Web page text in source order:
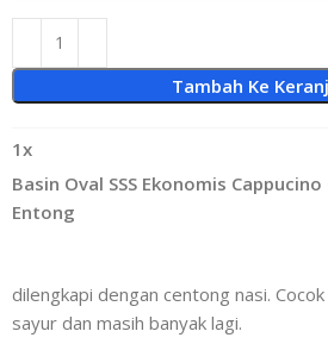
Tambah Ke
1x
Basin Oval SSS Ekonomis Cappucino
Entong
dilengkapi dengan centong nasi.
sayur dan masih banyak lagi.